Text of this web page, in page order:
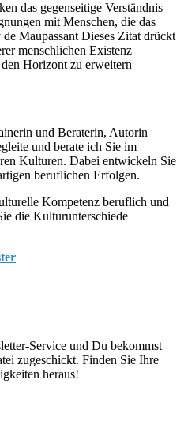
das gegenseitige Verständnis
mit Menschen, die das
Maupassant Dieses Zitat drückt
menschlichen Existenz
Horizont zu erweitern
und Beraterin, Autorin
und berate ich Sie im
Kulturen. Dabei entwickeln Sie
beruflichen Erfolgen.
Kompetenz beruflich und
die Kulturunterschiede
Service und Du bekommst
zugeschickt. Finden Sie Ihre
heraus!